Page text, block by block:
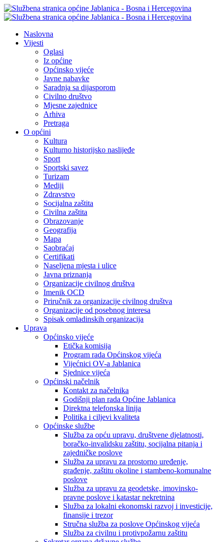
Naslovna
Vijesti
Oglasi
Iz općine
Općinsko vijeće
Javne nabavke
Saradnja sa dijasporom
Civilno društvo
Mjesne zajednice
Arhiva
Pretraga
O općini
Kultura
Kulturno historijsko naslijeđe
Sport
Sportski savez
Turizam
Mediji
Zdravstvo
Socijalna zaštita
Civilna zaštita
Obrazovanje
Geografija
Mapa
Saobraćaj
Certifikati
Naseljena mjesta i ulice
Javna priznanja
Organizacije civilnog društva
Imenik OCD
Priručnik za organizacije civilnog društva
Organizacije od posebnog interesa
Spisak omladinskih organizacija
Uprava
Općinsko vijeće
Etička komisija
Program rada Općinskog vijeća
Vijećnici OV-a Jablanica
Sjednice vijeća
Općinski načelnik
Kontakt za načelnika
Godišnji plan rada Općine Jablanica
Direktna telefonska linija
Politika i ciljevi kvaliteta
Općinske službe
Služba za opću upravu, društvene djelatnosti,
boračko-invalidsku zaštitu, socijalna pitanja i
zajedničke poslove
Služba za upravu za prostorno uređenje,
građenje, zaštitu okoline i stambeno-komunalne
poslove
Služba za upravu za geodetske, imovinsko-
pravne poslove i katastar nekretnina
Služba za lokalni ekonomski razvoj i investicije,
finansije i trezor
Stručna služba za poslove Općinskog vijeća
Služba za civilnu i protivpožarnu zaštitu